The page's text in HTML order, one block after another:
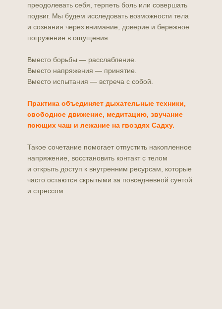
преодолевать себя, терпеть боль или совершать
подвиг. Мы будем исследовать возможности тела
и сознания через внимание, доверие и бережное
погружение в ощущения.
Вместо борьбы — расслабление.
Вместо напряжения — принятие.
Вместо испытания — встреча с собой.
Практика объединяет дыхательные техники,
свободное движение, медитацию, звучание
поющих чаш и лежание на гвоздях Садху.
Такое сочетание помогает отпустить накопленное
напряжение, восстановить контакт с телом
и открыть доступ к внутренним ресурсам, которые
часто остаются скрытыми за повседневной суетой
и стрессом.